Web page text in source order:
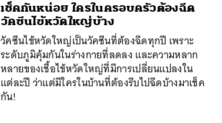
เช็คกันหน่อย ใครในครอบครัวต้องฉีด
วัคซีนไข้หวัดใหญ่บ้าง
วัคซีนไข้หวัดใหญ่เป็นวัคซีนที่ต้องฉีดทุกปี เพราะ
ระดับภูมิคุ้มกันในร่างกายที่ลดลง และความหลาก
หลายของเชื้อไข้หวัดใหญ่ที่มีการเปลี่ยนแปลงใน
แต่ละปี ว่าแต่มีใครในบ้านที่ต้องรีบไปฉีดบ้างมาเช็ค
กัน!